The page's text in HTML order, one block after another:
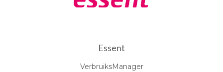
Essent
VerbruiksManager